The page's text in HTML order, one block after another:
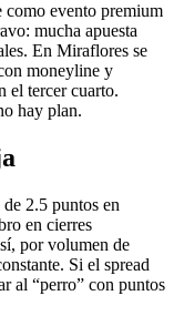
como evento premium
mucha apuesta
En Miraflores se
moneyline y
el tercer cuarto.
hay plan.
2.5 puntos en
en cierres
por volumen de
Si el spread
al “perro” con puntos